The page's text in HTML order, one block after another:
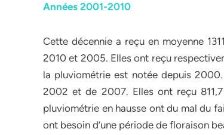
Années 2001-2010
Cette décennie a reçu en moyenne
2010 et 2005. Elles ont reçu
la pluviométrie est notée depuis
2002 et de 2007. Elles ont reçu
pluviométrie en hausse ont du mal du
ont besoin d’une période de floraison